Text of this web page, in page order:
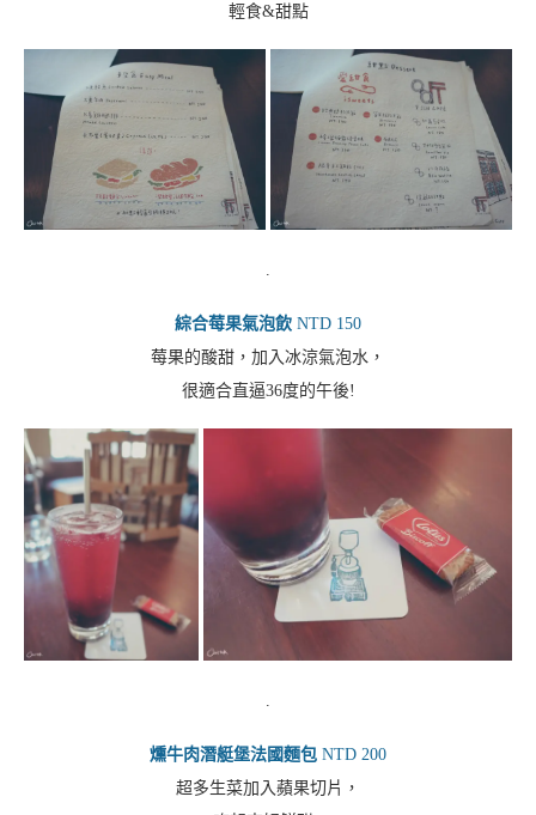
輕食&甜點
.
綜合莓果氣泡飲 NTD 150
莓果的酸甜，加入冰涼氣泡水，
很適合直逼36度的午後!
.
燻牛肉潛艇堡法國麵包 NTD 200
超多生菜加入蘋果切片，